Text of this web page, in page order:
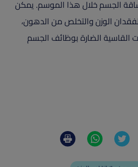
الجسم خلال هذا الموسم. يمكن
الوزن والتخلص من الدهون،
القاسية الضارة بوظائف الجسم